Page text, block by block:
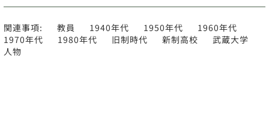
関連事項: 教員 1940年代 1950年代
1960年代
1970年代
1980年代 旧制時代 新制高校
武蔵大学
人物